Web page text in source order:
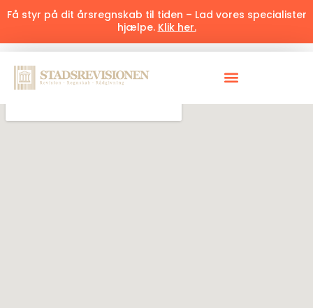
Få styr på dit årsregnskab til tiden – Lad vores specialister
hjælpe. Klik her.